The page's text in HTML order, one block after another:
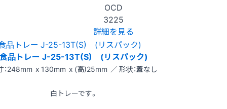
OCD
3225
詳細を見る
食品トレー J-25-13T(S) (リスパック)
：248mm x 130mm x (高)25mm ／ 形状：蓋なし
白トレーです。